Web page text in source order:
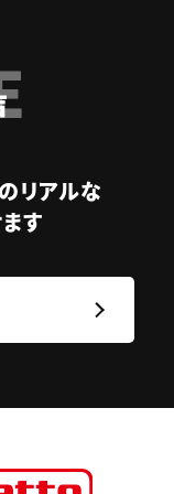
リアルな
す